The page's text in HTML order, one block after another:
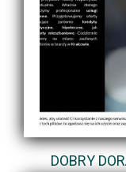
DOBRY